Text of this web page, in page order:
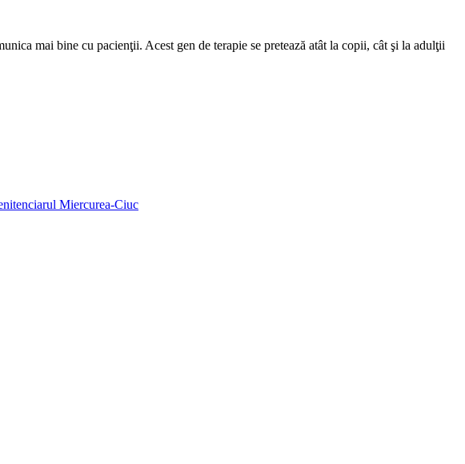
mai bine cu pacienţii. Acest gen de terapie se pretează atât la copii, cât şi la adulţii
Miercurea-Ciuc